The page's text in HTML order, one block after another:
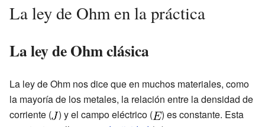
La ley de Ohm en la práctica
La ley de Ohm clásica
La ley de Ohm nos dice que en muchos materiales, como
la mayoría de los metales, la relación entre la densidad de
corriente ( ) y el campo eléctrico (
) es constante. Esta